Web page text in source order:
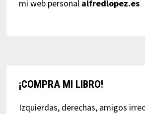
mi web personal alfredlopez.es
¡COMPRA MI LIBRO!
Izquierdas, derechas, amigos